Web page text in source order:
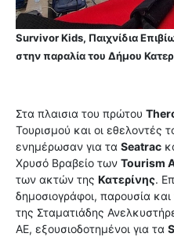
Survivor Kids, Παιχνίδια
στην παραλία του Δήμου
Στα πλαισια του πρώτου
Τουρισμού και οι εθελοντές
ενημέρωσαν για τα Seatrac
Χρυσό Βραβείο των Tourism
των ακτών της Κατερίνης.
δημοσιογράφοι, παρουσία
της Σταματιάδης
ΑΕ, εξουσιοδοτημένοι για τα